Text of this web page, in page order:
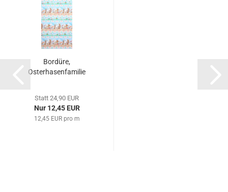
Bordüre,
Osterhasenfamilie
Statt 24,90 EUR
Nur 12,45 EUR
12,45 EUR pro m